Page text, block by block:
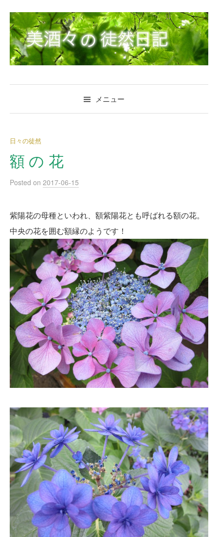
ン
テ
ン
ツ
ス
ッ
メニュー
日々の徒然
額 の 花
Posted on 2017-06-15
紫陽花の母種といわれ、額紫陽花とも呼ばれる額の花。
中央の花を囲む額縁のようです！